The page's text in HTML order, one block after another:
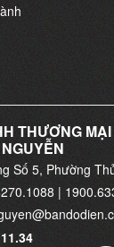
THƯƠNG
Số 5, Phường
|